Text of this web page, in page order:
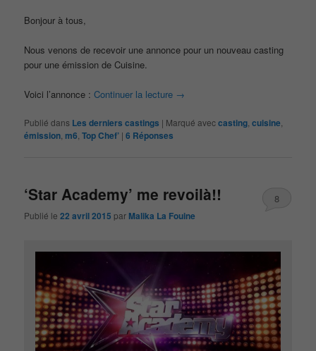
Bonjour à tous,
Nous venons de recevoir une annonce pour un nouveau casting
pour une émission de Cuisine.
Voici l’annonce :Continuer la lecture →
Publié dans Les derniers castings | Marqué aveccasting,cuisine,
émission,m6,Top Chef’ |6 Réponses
‘Star Academy’ me revoilà!!
Publié le22 avril 2015 par Malika La Fouine
8